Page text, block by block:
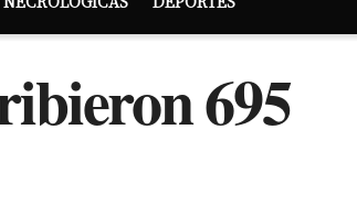
695